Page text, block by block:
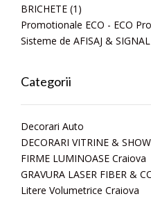
BRICHETE (1)
Promotionale ECO - ECO
Sisteme de AFISAJ &
Categorii
Decorari Auto
DECORARI VITRINE &
FIRME LUMINOASE Craiova
GRAVURA LASER FIBER &
Litere Volumetrice Craiova